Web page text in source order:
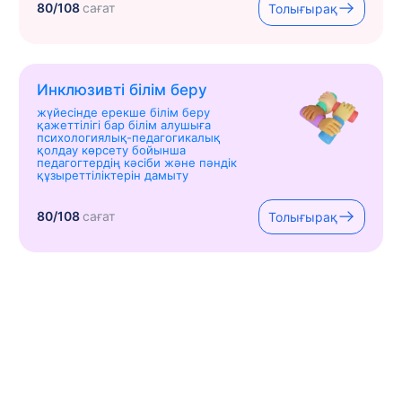
80/108сағат Толығырақ
Инклюзивті білім беру
жүйесінде ерекше білім беру
қажеттілігі бар білім алушыға
психологиялық-педагогикалық
қолдау көрсету бойынша
педагогтердің кәсіби және пәндік
құзыреттіліктерін дамыту
80/108сағат Толығырақ